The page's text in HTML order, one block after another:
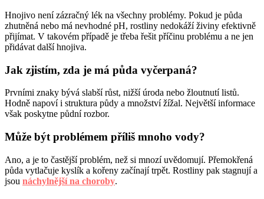
Hnojivo není zázračný lék na všechny problémy. Pokud je půda
zhutněná nebo má nevhodné pH, rostliny nedokáží živiny efektivně
přijímat. V takovém případě je třeba řešit příčinu problému a ne jen
přidávat další hnojiva.
Jak zjistím, zda je má půda vyčerpaná?
Prvními znaky bývá slabší růst, nižší úroda nebo žloutnutí listů.
Hodně napoví i struktura půdy a množství žížal. Největší informace
však poskytne půdní rozbor.
Může být problémem příliš mnoho vody?
Ano, a je to častější problém, než si mnozí uvědomují. Přemokřená
půda vytlačuje kyslík a kořeny začínají trpět. Rostliny pak stagnují a
jsou náchylnější na choroby.